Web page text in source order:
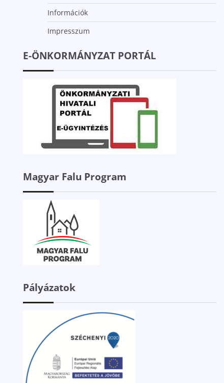
Információk
Impresszum
E-ÖNKORMÁNYZAT PORTÁL
Magyar Falu Program
Pályázatok